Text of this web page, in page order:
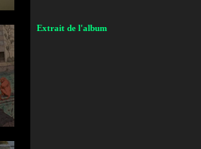
Extrait de l'album